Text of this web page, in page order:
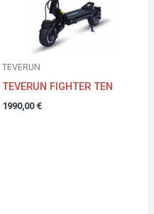
TEVERUN
TEVERUN FIGHTER TEN
1990,00€